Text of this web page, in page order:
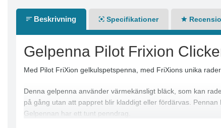
Beskrivning Specifikationer
Gelpenna Pilot Frixion
Med Pilot FriXion gelkulspetspenna, med FriXions unika
Denna gelpenna använder värmekänsligt bläck, som kan
på gång utan att pappret blir kladdigt eller fördärvas.
Gelpennan har ett tunt penndrag.